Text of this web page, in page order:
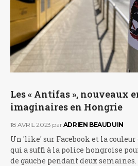
Les « Antifas », nouveaux
imaginaires en Hongrie
18 AVRIL 2023 parADRIEN BEAUDUIN
Un 'like' sur Facebook et la couleur
qui a suffi à la police hongroise
de gauche pendant deux semaines.